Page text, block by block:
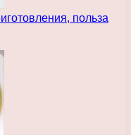
польза